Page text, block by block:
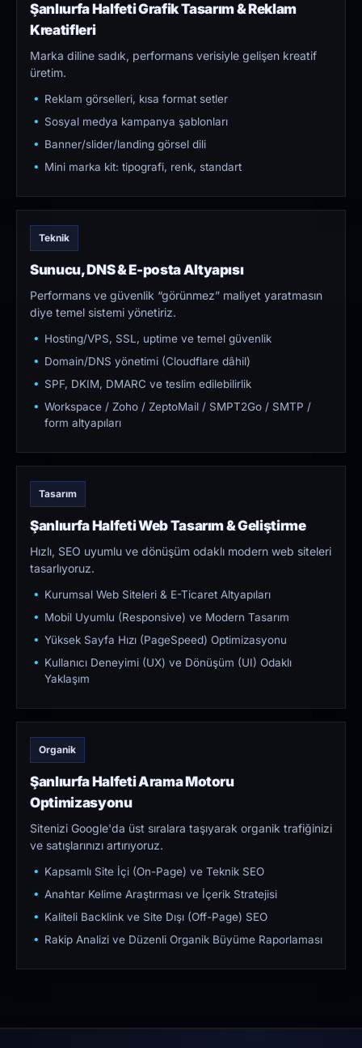
Şanlıurfa Halfeti Grafik Tasarım & Reklam
Kreatifleri
Marka diline sadık, performans verisiyle gelişen kreatif
üretim.
Reklam görselleri, kısa format setler
Sosyal medya kampanya şablonları
Banner/slider/landing görsel dili
Mini marka kit: tipografi, renk, standart
Teknik
Sunucu, DNS & E-posta Altyapısı
Performans ve güvenlik “görünmez” maliyet yaratmasın
diye temel sistemi yönetiriz.
Hosting/VPS, SSL, uptime ve temel güvenlik
Domain/DNS yönetimi (Cloudflare dâhil)
SPF, DKIM, DMARC ve teslim edilebilirlik
Workspace / Zoho / ZeptoMail / SMPT2Go / SMTP /
form altyapıları
Tasarım
Şanlıurfa Halfeti Web Tasarım & Geliştirme
Hızlı, SEO uyumlu ve dönüşüm odaklı modern web siteleri
tasarlıyoruz.
Kurumsal Web Siteleri & E-Ticaret Altyapıları
Mobil Uyumlu (Responsive) ve Modern Tasarım
Yüksek Sayfa Hızı (PageSpeed) Optimizasyonu
Kullanıcı Deneyimi (UX) ve Dönüşüm (UI) Odaklı
Yaklaşım
Organik
Şanlıurfa Halfeti Arama Motoru
Optimizasyonu
Sitenizi Google'da üst sıralara taşıyarak organik trafiğinizi
ve satışlarınızı artırıyoruz.
Kapsamlı Site İçi (On-Page) ve Teknik SEO
Anahtar Kelime Araştırması ve İçerik Stratejisi
Kaliteli Backlink ve Site Dışı (Off-Page) SEO
Rakip Analizi ve Düzenli Organik Büyüme Raporlaması